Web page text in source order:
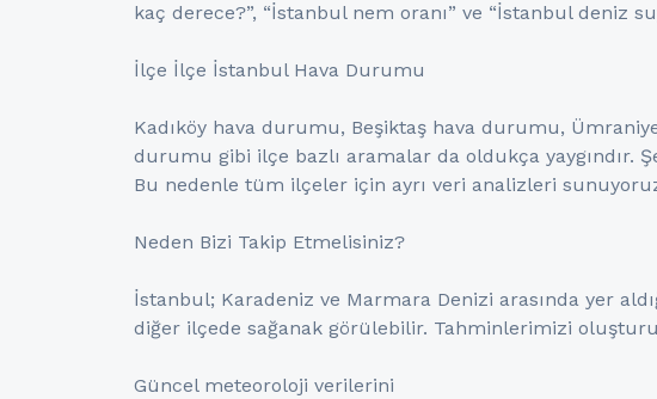
kaç derece?”, “İstanbul nem oranı” ve “İstanbul deniz
İlçe İlçe İstanbul Hava Durumu
Kadıköy hava durumu, Beşiktaş hava durumu,
durumu gibi ilçe bazlı aramalar da oldukça yaygındır.
Bu nedenle tüm ilçeler için ayrı veri analizleri
Neden Bizi Takip Etmelisiniz?
İstanbul; Karadeniz ve Marmara Denizi arasında yer
diğer ilçede sağanak görülebilir. Tahminlerimizi
Güncel meteoroloji verilerini